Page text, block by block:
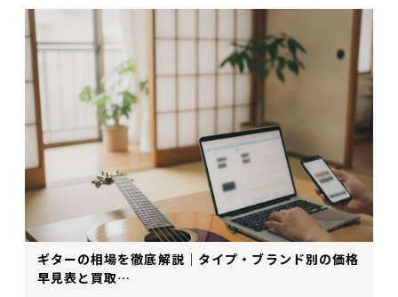
ギターの相場を徹底解説｜タイプ・ブランド別の価格
早見表と買取…